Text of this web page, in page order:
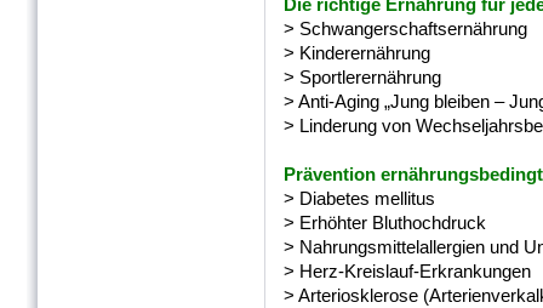
Die richtige Ernährung für
> Schwangerschaftsernährung
> Kinderernährung
> Sportlerernährung
> Anti-Aging „Jung bleiben –
> Linderung von
Prävention
> Diabetes mellitus
> Erhöhter Bluthochdruck
> Nahrungsmittelallergien und
> Herz-Kreislauf-Erkrankungen
> Arteriosklerose